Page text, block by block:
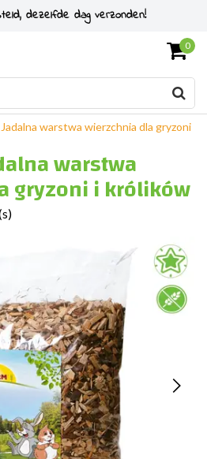
od gryzoni od 2011 roku
0
warstwa wierzchnia dla gryzoni
warstwa
gryzoni i królików